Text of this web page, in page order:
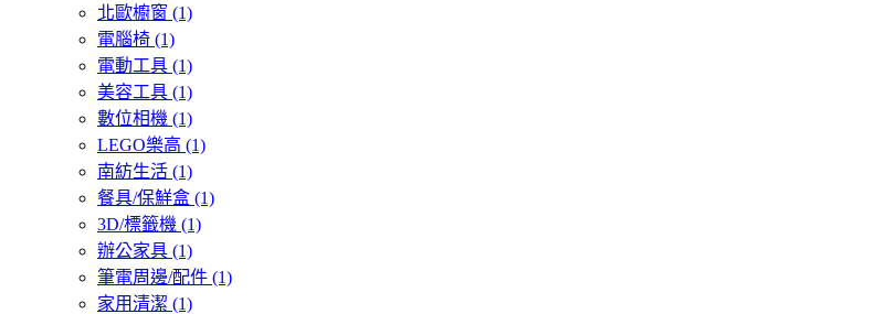
北歐櫥窗 (1)
電腦椅 (1)
電動工具 (1)
美容工具 (1)
數位相機 (1)
LEGO樂高 (1)
南紡生活 (1)
餐具/保鮮盒 (1)
3D/標籤機 (1)
辦公家具 (1)
筆電周邊/配件 (1)
家用清潔 (1)